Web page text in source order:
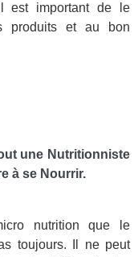
est important de le
produits et au bon
une Nutritionniste
à se Nourrir.
nutrition que le
toujours. Il ne peut